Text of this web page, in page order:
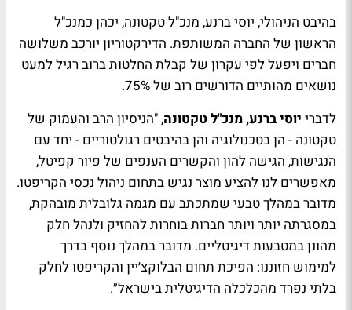
בהיבט הניהולי, יוסי ברנע, מנכ"ל טקטונה, יכהן כמנכ"ל
הראשון של החברה המשותפת. הדירקטוריון יורכב משלושה
חברים ויפעל לפי עקרון של קבלת החלטות ברוב רגיל למעט
נושאים מהותיים הדורשים רוב של 75%.
לדברי יוסי ברנע, מנכ"ל טקטונה, "הניסיון הרב והעמוק של
טקטונה - הן בטכנולוגיה והן בהיבטים רגולטוריים - יחד עם
הנגישות, הגישה להון והקשרים הענפים של פיור קפיטל,
מאפשרים לנו להציע מוצר נגיש בתחום ניהול נכסי הקריפטו.
מדובר במהלך טבעי שמתכתב עם מגמה גלובלית מובהקת,
במסגרתה יותר ויותר חברות בוחרות להחזיק ולנהל חלק
מהונן במטבעות דיגיטליים. מדובר במהלך נוסף בדרך
למימוש חזוננו: הפיכת תחום הבלוקצ׳יין והקריפטו לחלק
בלתי נפרד מהכלכלה הדיגיטלית בישראל״.